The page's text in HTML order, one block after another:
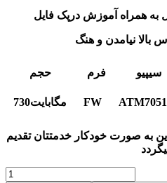
همراه آموزش درپک فایل
نیامدن و هنگ
حجم فرم سیپیو
730مگابایت FW ATM7051
به صورت خودکار خدمتتان تقدیم